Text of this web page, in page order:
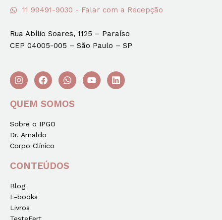
11 99491-9030 - Falar com a Recepção
Rua Abílio Soares, 1125 – Paraíso
CEP 04005-005 – São Paulo – SP
QUEM SOMOS
Sobre o IPGO
Dr. Arnaldo
Corpo Clínico
CONTEÚDOS
Blog
E-books
Livros
TesteFert